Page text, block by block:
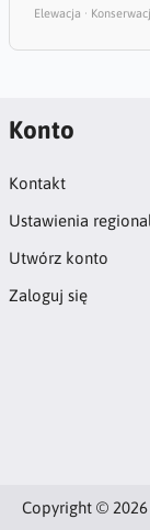
Elewacja ·
Konto
Kontakt
Ustawienia
Utwórz konto
Zaloguj się
Copyright © 2026